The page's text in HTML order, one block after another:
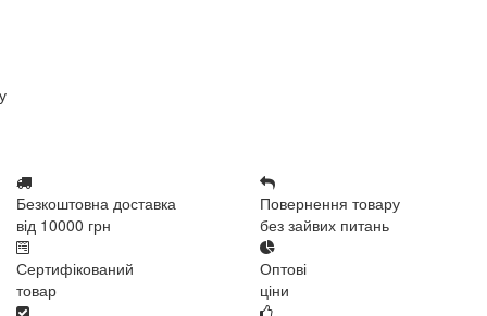
Безкоштовна доставка
від 10000 грн
Повернення товару
без зайвих питань
Сертифікований
товар
Оптові
ціни